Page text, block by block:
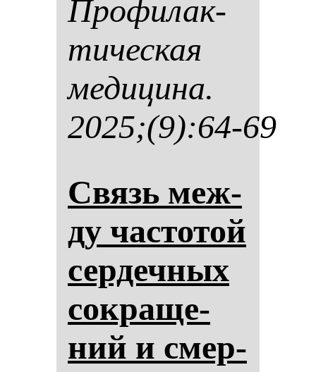
Про­фи­лак­
ти­чес­кая
ме­ди­ци­на.
2025;(9):64-69
Связь меж­
ду час­то­той
сер­деч­ных
сок­ра­ще­
ний и смер­